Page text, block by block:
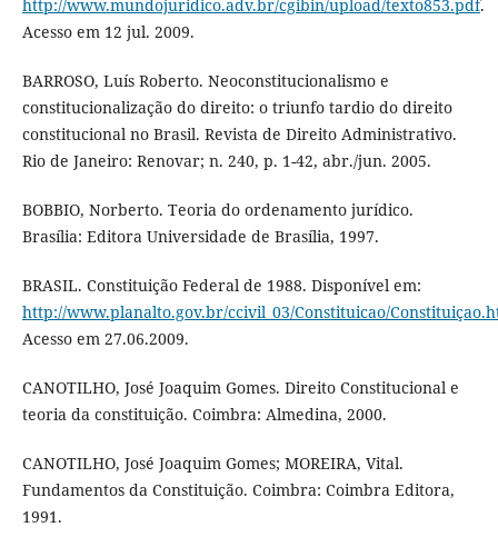
http://www.mundojuridico.adv.br/cgibin/upload/texto853.pdf.
Acesso em 12 jul. 2009.
BARROSO, Luís Roberto. Neoconstitucionalismo e
constitucionalização do direito: o triunfo tardio do direito
constitucional no Brasil. Revista de Direito Administrativo.
Rio de Janeiro: Renovar; n. 240, p. 1-42, abr./jun. 2005.
BOBBIO, Norberto. Teoria do ordenamento jurídico.
Brasília: Editora Universidade de Brasília, 1997.
BRASIL. Constituição Federal de 1988. Disponível em:
http://www.planalto.gov.br/ccivil_03/Constituicao/
Acesso em 27.06.2009.
CANOTILHO, José Joaquim Gomes. Direito Constitucional e
teoria da constituição. Coimbra: Almedina, 2000.
CANOTILHO, José Joaquim Gomes; MOREIRA, Vital.
Fundamentos da Constituição. Coimbra: Coimbra Editora,
1991.